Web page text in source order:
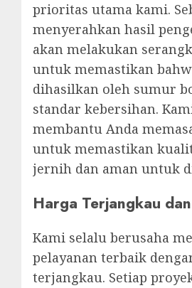
prioritas utama kami.
menyerahkan hasil
akan melakukan
untuk memastikan
dihasilkan oleh sumur
standar kebersihan.
membantu Anda
untuk memastikan
jernih dan aman untuk
Harga Terjangkau
Kami selalu berusaha
pelayanan terbaik
terjangkau. Setiap